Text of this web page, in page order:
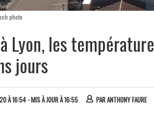
photo
Lyon, les
jours
À 16:54- MIS À JOUR À 16:55 PARANTHONY FAURE